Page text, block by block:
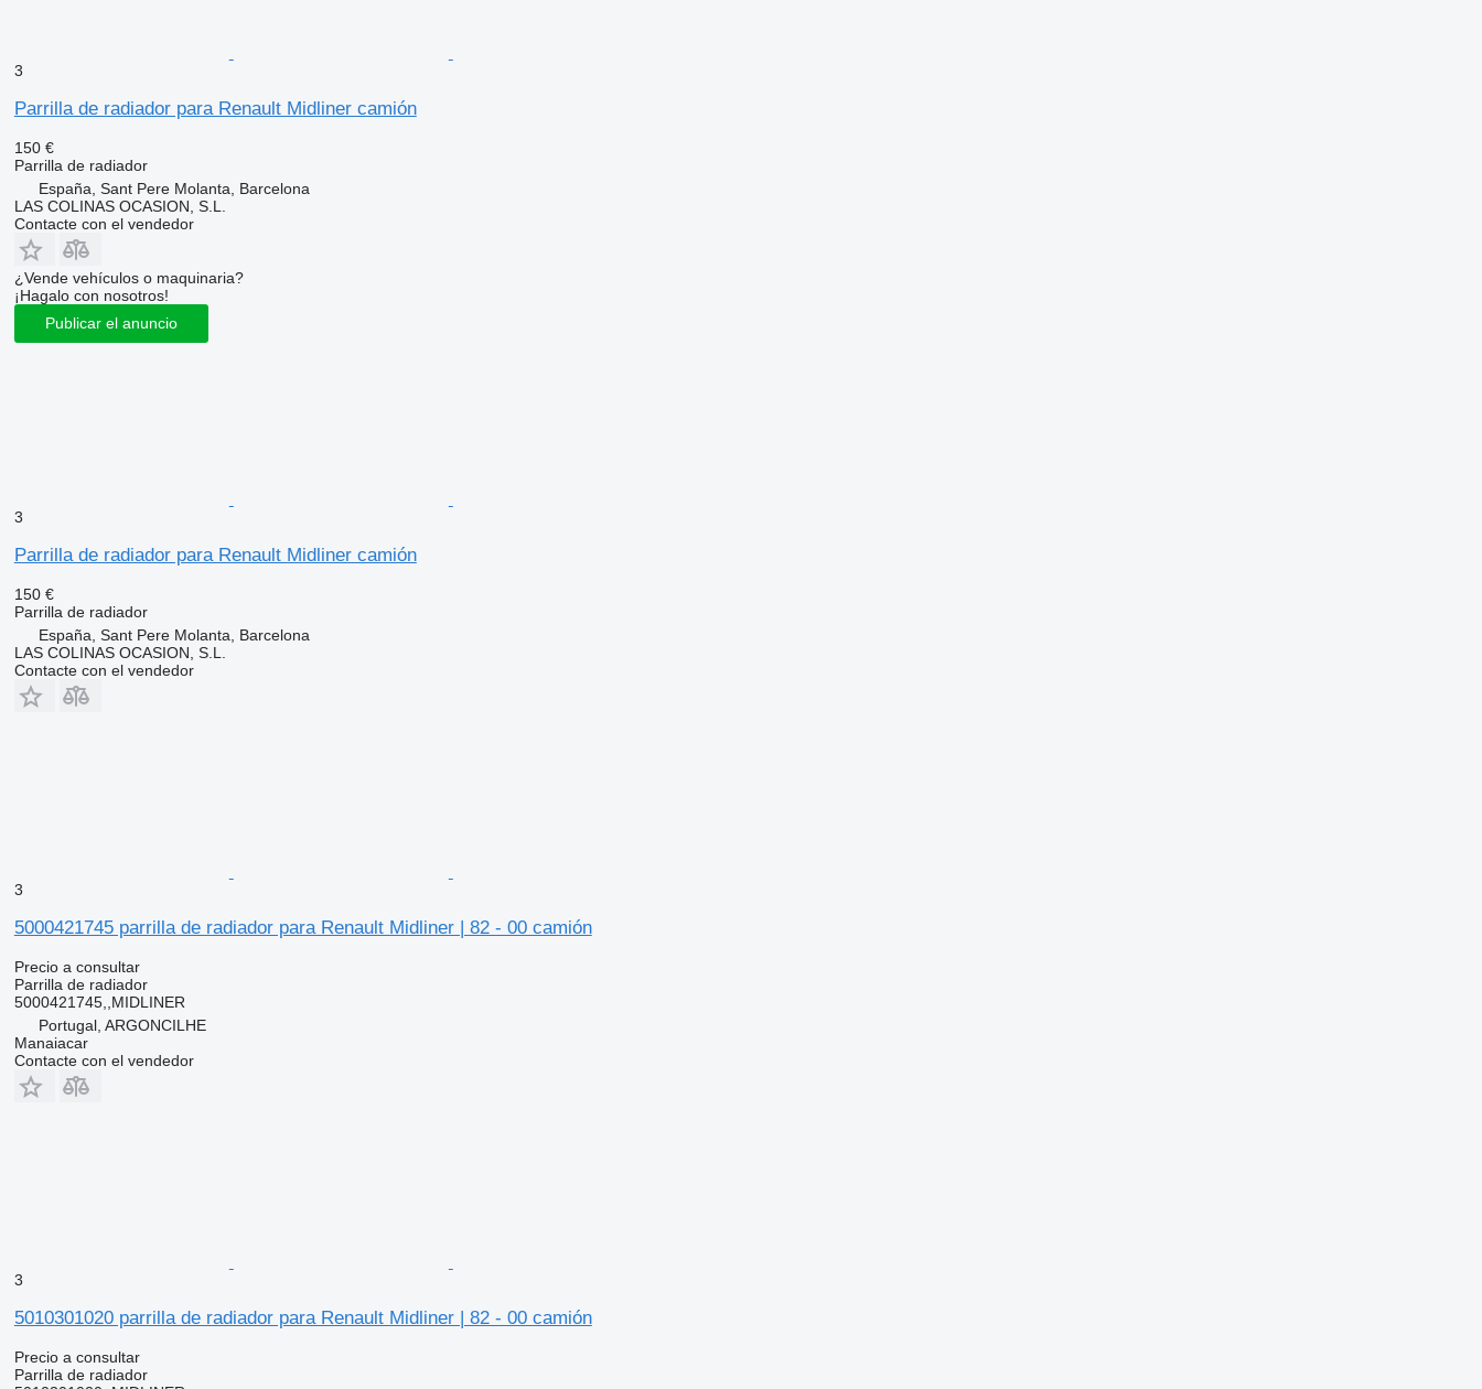
3
Parrilla de radiador para Renault Midliner camión
150 €
Parrilla de radiador
España, Sant Pere Molanta, Barcelona
LAS COLINAS OCASION, S.L.
Contacte con el vendedor
¿Vende vehículos o maquinaria?
¡Hagalo con nosotros!
Publicar el anuncio
3
Parrilla de radiador para Renault Midliner camión
150 €
Parrilla de radiador
España, Sant Pere Molanta, Barcelona
LAS COLINAS OCASION, S.L.
Contacte con el vendedor
3
5000421745 parrilla de radiador para Renault Midliner | 82 - 00 camión
Precio a consultar
Parrilla de radiador
5000421745,,MIDLINER
Portugal, ARGONCILHE
Manaiacar
Contacte con el vendedor
3
5010301020 parrilla de radiador para Renault Midliner | 82 - 00 camión
Precio a consultar
Parrilla de radiador